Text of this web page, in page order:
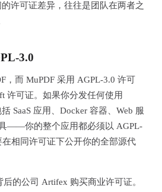
许可证差异，往往是团队在两者之
3.0
，而 MuPDF 采用 AGPL-3.0 许可
许可证。如果你分发任何使用
SaaS 应用、Docker 容器、Web 服
——你的整个应用都必须以 AGPL-
相同许可证下公开你的全部源代
的公司 Artifex 购买商业许可证。